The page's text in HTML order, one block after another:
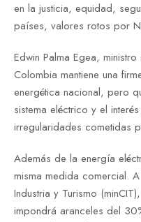
en la justicia, equidad,
países, valores rotos por
Edwin Palma Egea,
Colombia mantiene una
energética nacional, pero
sistema eléctrico y el
irregularidades cometidas
Además de la energía
misma medida comercial.
Industria y Turismo
impondrá aranceles del